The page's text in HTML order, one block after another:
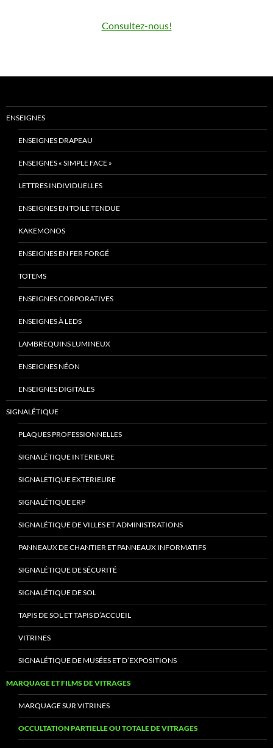
Consultez-nous!
ENSEIGNES
ENSEIGNES DRAPEAU
ENSEIGNES « SIMPLE FACE »
LETTRES INDIVIDUELLES
ENSEIGNES EN TOILE TENDUE
KAKEMONOS
ENSEIGNES EN FER FORGÉ
TOTEMS
ENSEIGNES CORPORATIVES
ENSEIGNES À LEDS
LAMBREQUINS LUMINEUX
ENSEIGNES NÉON
ENSEIGNES DIGITALES
SIGNALÉTIQUE
PLAQUES PROFESSIONNELLES
SIGNALÉTIQUE INTERIEURE
SIGNALETIQUE EXTERIEURE
SIGNALÉTIQUE ERP
SIGNALÉTIQUE DE VILLES ET ADMINISTRATIONS
PANNEAUX DE CHANTIER ET PANNEAUX INFORMATIFS
SIGNALÉTIQUE DE SÉCURITÉ
SIGNALÉTIQUE DE SOL
TAPIS DE SOL ET TAPIS D’ACCUEIL
VITRINES
SIGNALÉTIQUE DE MUSÉES ET D’EXPOSITIONS
MARQUAGE ET FILMS DE VITRAGES
MARQUAGE SUR VITRINES
OCCULTATION PARTIELLE OU TOTALE DE VITRAGES